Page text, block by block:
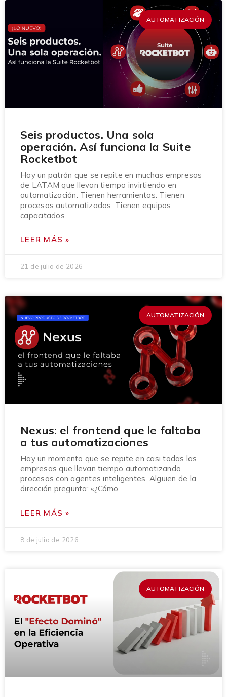
AUTOMATIZACIÓN
Seis productos. Una sola
operación. Así funciona la Suite
Rocketbot
Hay un patrón que se repite en muchas empresas
de LATAM que llevan tiempo invirtiendo en
automatización. Tienen herramientas. Tienen
procesos automatizados. Tienen equipos
capacitados.
LEER MÁS »
21 de julio de 2026
AUTOMATIZACIÓN
Nexus: el frontend que le faltaba
a tus automatizaciones
Hay un momento que se repite en casi todas las
empresas que llevan tiempo automatizando
procesos con agentes inteligentes. Alguien de la
dirección pregunta: «¿Cómo
LEER MÁS »
8 de julio de 2026
AUTOMATIZACIÓN